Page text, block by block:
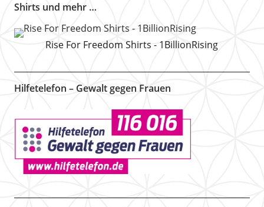
Shirts und mehr …
Rise For Freedom Shirts - 1BillionRising
Hilfetelefon – Gewalt gegen Frauen